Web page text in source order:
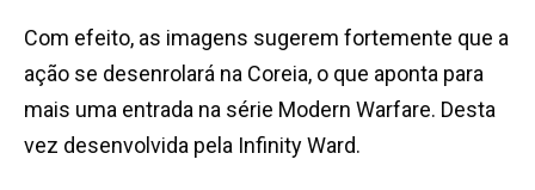
Com efeito, as imagens sugerem fortemente que a
ação se desenrolará na Coreia, o que aponta para
mais uma entrada na série Modern Warfare. Desta
vez desenvolvida pela Infinity Ward.